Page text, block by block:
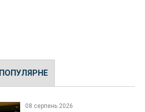
ПОПУЛЯРНЕ
08 серпень 2026